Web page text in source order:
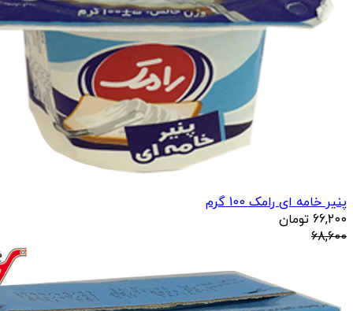
پنیر خامه ای رامک 100 گرم
66,200 تومان
68,600